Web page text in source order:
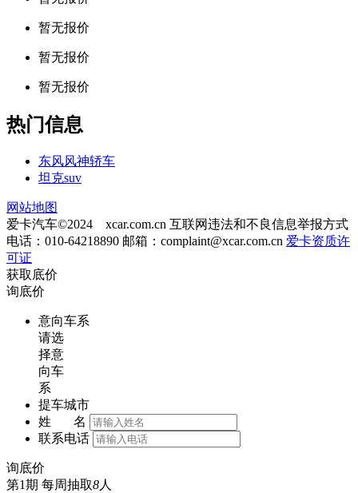
暂无报价
暂无报价
暂无报价
热门信息
东风风神轿车
坦克suv
网站地图
爱卡汽车©2024 xcar.com.cn 互联网违法和不良信息举报方式
电话：010-64218890 邮箱： complaint@xcar.com.cn 爱卡资质许
可证
获取底价
询底价
意向车系
请选
择意
向车
系
提车城市
姓 名
联系电话
询底价
第1期 每周抽取8人